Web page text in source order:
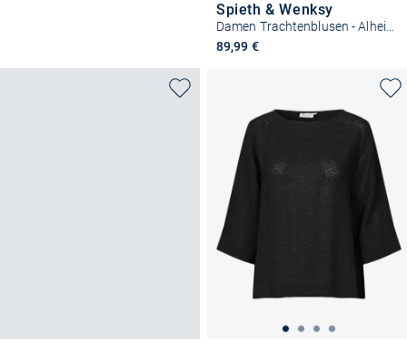
Spieth & Wenksy
Damen Trachtenblusen - Alheim
89,99 €